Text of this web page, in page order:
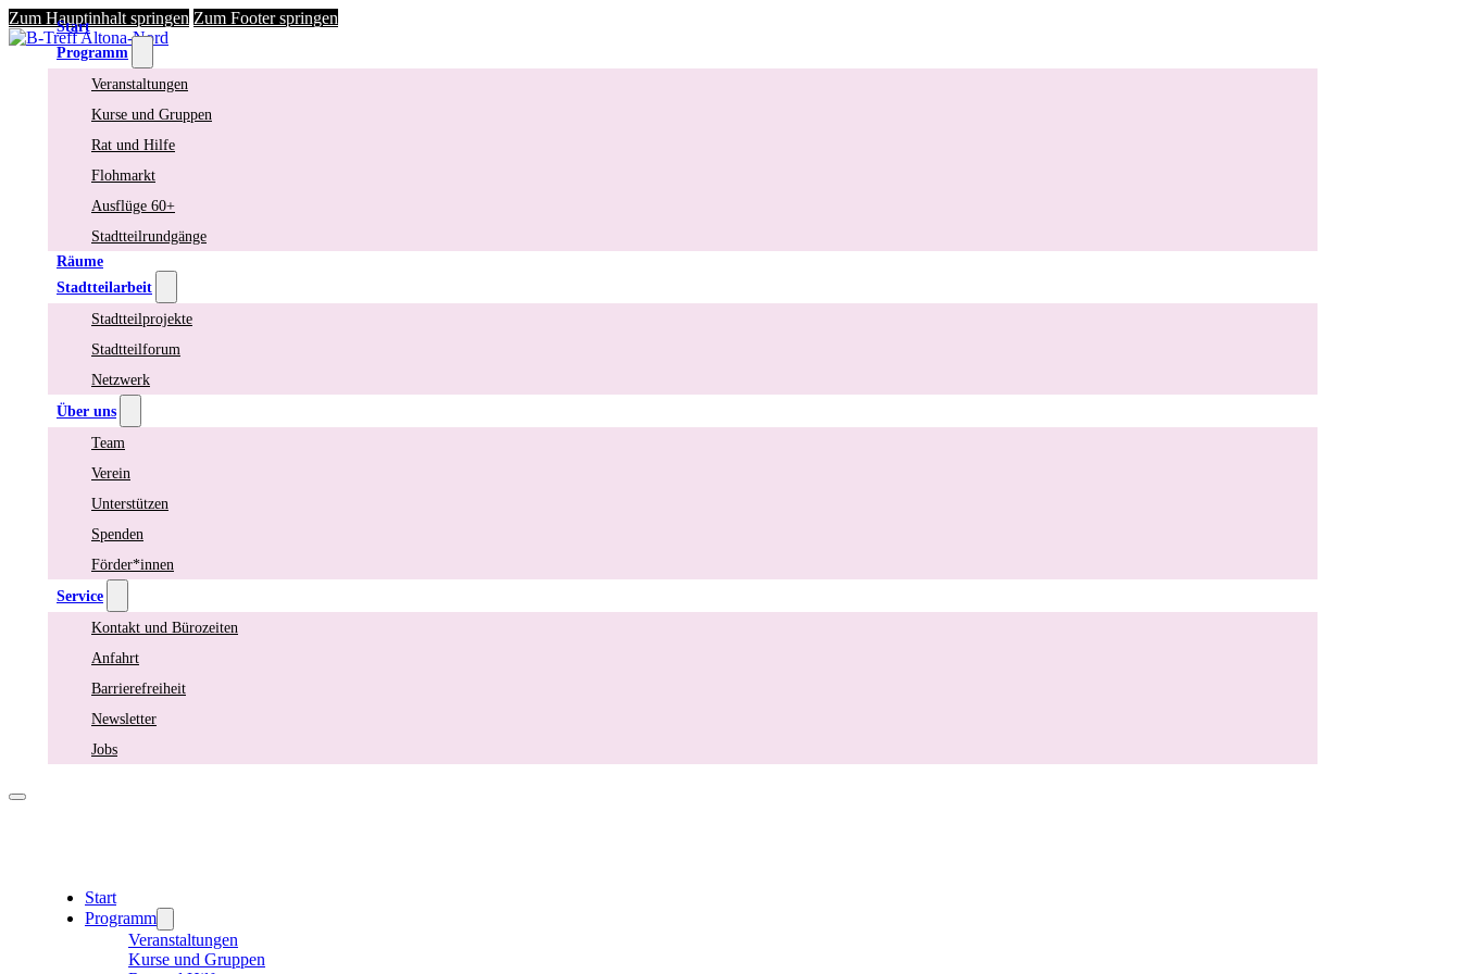
Zum Hauptinhalt springen Zum Footer springen
Start
Programm
Veranstaltungen
Kurse und Gruppen
Rat und Hilfe
Flohmarkt
Ausflüge 60+
Stadtteilrundgänge
Räume
Stadtteilarbeit
Stadtteilprojekte
Stadtteilforum
Netzwerk
Über uns
Team
Verein
Unterstützen
Spenden
Förder*innen
Service
Kontakt und Bürozeiten
Anfahrt
Barrierefreiheit
Newsletter
Jobs
Start
Programm
Veranstaltungen
Kurse und Gruppen